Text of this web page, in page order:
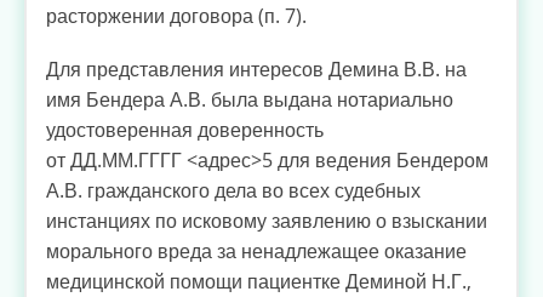
расторжении договора (п. 7).
Для представления интересов Демина В.В. на
имя Бендера А.В. была выдана нотариально
удостоверенная доверенность
от ДД.ММ.ГГГГ <адрес>5 для ведения Бендером
А.В. гражданского дела во всех судебных
инстанциях по исковому заявлению о взыскании
морального вреда за ненадлежащее оказание
медицинской помощи пациентке Деминой Н.Г.,